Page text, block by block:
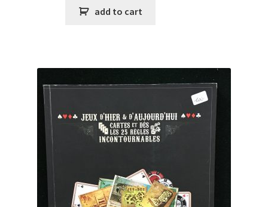
add to cart